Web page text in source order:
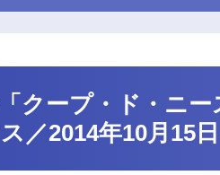
クープ・ド・ニ
／2014年10月15日